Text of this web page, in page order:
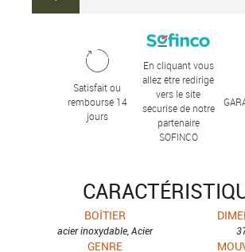
Satisfait ou
remboursé 14
jours
En cliquant vous
allez être redirigé
vers le site
sécurisé de notre
partenaire
SOFINCO
BOÎTIER
acier inoxydable, Acier
GENRE